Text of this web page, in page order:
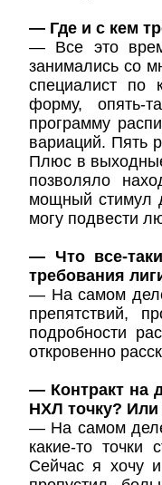
— Где и с кем
— Все это
занимались со
специалист по
форму, опять-
программу
вариаций. Пять
Плюс в
позволяло
мощный стимул
могу подвести
— Что все-
требования
— На самом
препятствий,
подробности
откровенно
— Контракт на
НХЛ точку? Или
— На самом
какие-то точки
Сейчас я хочу